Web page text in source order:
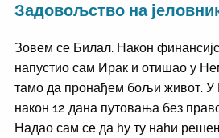
Задовољство на
Зовем се Билал. Након
напустио сам Ирак и отишао у
тамо да пронађем бољи живот. У
након 12 дана путовања без
Надао сам се да ћу ту наћи